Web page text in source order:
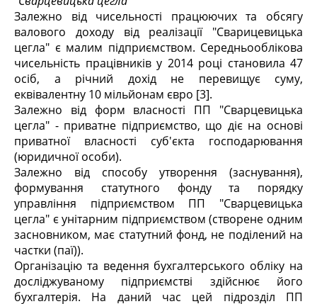
Залежно від чисельності працюючих та обсягу
валового доходу від реалізації "Сварицевицька
цегла" є малим підприємством. Середньооблікова
чисельність працівників у 2014 році становила 47
осіб, а річний дохід не перевищує суму,
еквівалентну 10 мільйонам євро [3].
Залежно від форм власності ПП "Сварцевицька
цегла" - приватне підприємство, що діє на основі
приватної власності суб'єкта господарювання
(юридичної особи).
Залежно від способу утворення (заснування),
формування статутного фонду та порядку
управління підприємством ПП "Сварцевицька
цегла" є унітарним підприємством (створене одним
засновником, має статутний фонд, не поділений на
частки (паї)).
Організацію та ведення бухгалтерського обліку на
досліджуваному підприємстві здійснює його
бухгалтерія. На даний час цей підрозділ ПП